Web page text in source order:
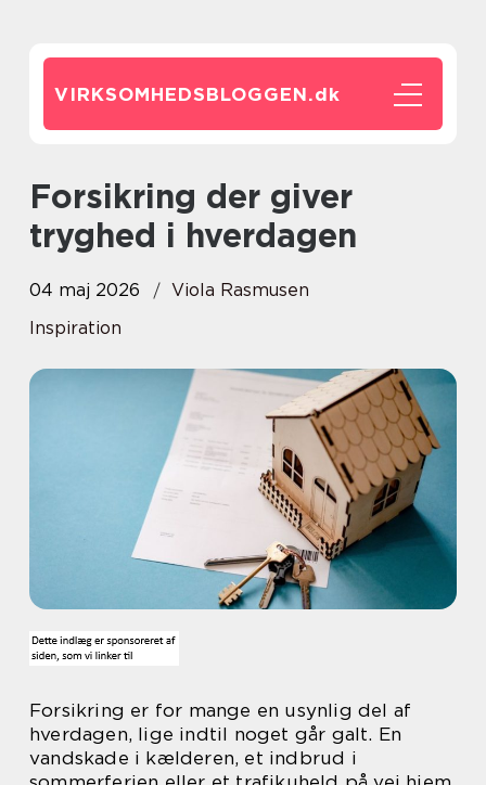
VIRKSOMHEDSBLOGGEN.dk
Forsikring der giver
tryghed i hverdagen
04 maj 2026
Viola Rasmusen
Inspiration
Forsikring er for mange en usynlig del af
hverdagen, lige indtil noget går galt. En
vandskade i kælderen, et indbrud i